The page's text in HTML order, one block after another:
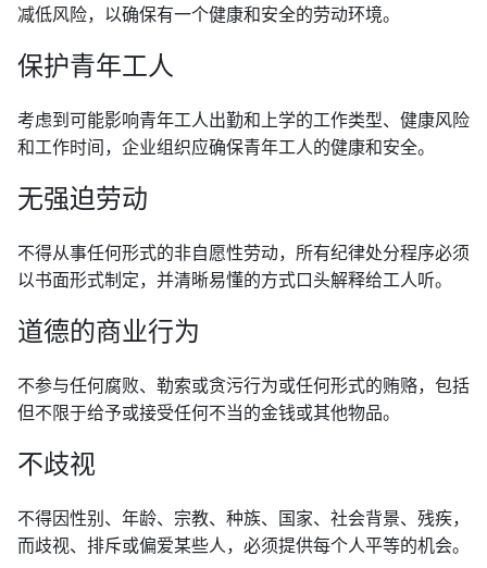
减低风险，以确保有一个健康和安全的劳动环境。
保护青年工人
考虑到可能影响青年工人出勤和上学的工作类型、健康风险
和工作时间，企业组织应确保青年工人的健康和安全。
无强迫劳动
不得从事任何形式的非自愿性劳动，所有纪律处分程序必须
以书面形式制定，并清晰易懂的方式口头解释给工人听。
道德的商业行为
不参与任何腐败、勒索或贪污行为或任何形式的贿赂，包括
但不限于给予或接受任何不当的金钱或其他物品。
不歧视
不得因性别、年龄、宗教、种族、国家、社会背景、残疾，
而歧视、排斥或偏爱某些人，必须提供每个人平等的机会。